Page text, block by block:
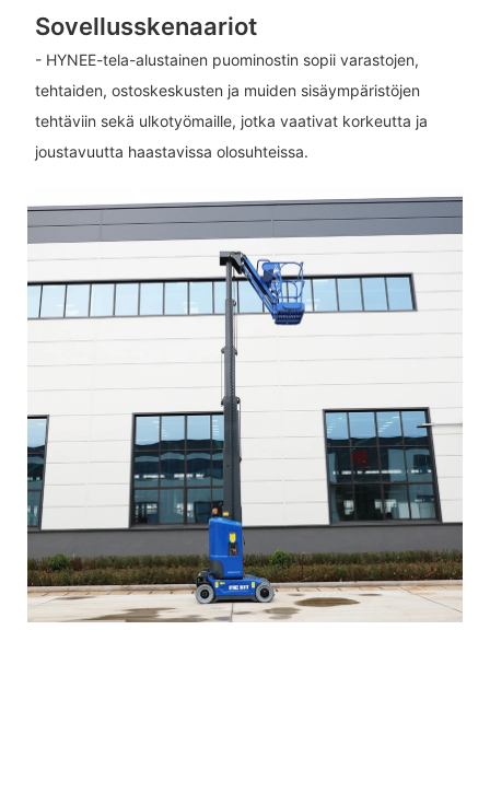
Sovellusskenaariot
- HYNEE-tela-alustainen puominostin sopii varastojen,
tehtaiden, ostoskeskusten ja muiden sisäympäristöjen
tehtäviin sekä ulkotyömaille, jotka vaativat korkeutta ja
joustavuutta haastavissa olosuhteissa.